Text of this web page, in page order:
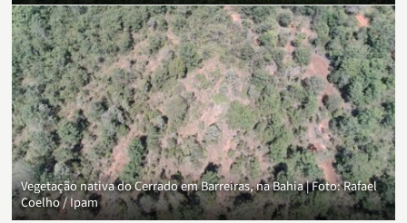
Vegetação nativa do Cerrado em Barreiras, na Bahia | Foto: Rafael
Coelho / Ipam